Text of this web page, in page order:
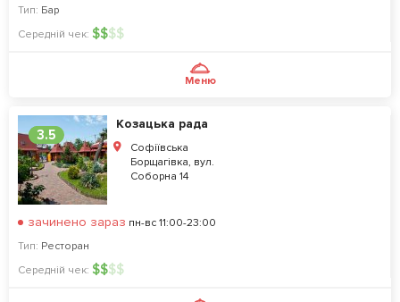
Тип: Бар
Середній чек: $$$$
Меню
3.5
Козацька рада
Софіївська
Борщагівка, вул.
Соборна 14
зачинено зараз пн-вс 11:00-23:00
Тип: Ресторан
Середній чек: $$$$